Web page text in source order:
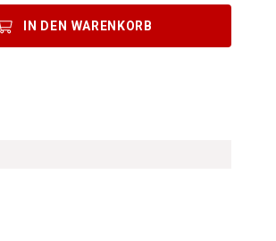
den gewünschten Wert ein oder benutze die
IN DEN WARENKORB